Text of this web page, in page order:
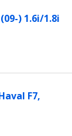
) 1.6i/1.8i
F7,